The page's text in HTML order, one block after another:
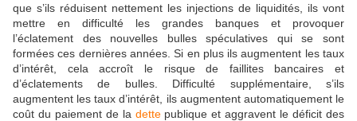
que s’ils réduisent nettement les injections de liquidités, ils vont
mettre en difficulté les grandes banques et provoquer
l’éclatement des nouvelles bulles spéculatives qui se sont
formées ces dernières années. Si en plus ils augmentent les taux
d’intérêt, cela accroît le risque de faillites bancaires et
d’éclatements de bulles. Difficulté supplémentaire, s’ils
augmentent les taux d’intérêt, ils augmentent automatiquement le
coût du paiement de la dettepublique et aggravent le déficit des